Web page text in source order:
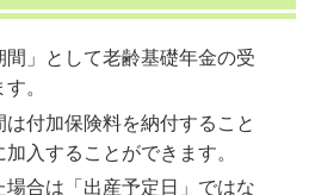
間」として老齢基礎年金の受
。
付加保険料を納付すること
入することができます。
場合は「出産予定日」ではな